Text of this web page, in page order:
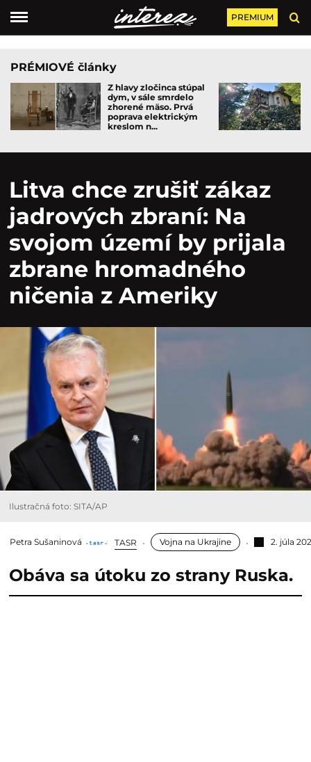
PREMIUM
PRÉMIOVÉ články
Z hlavy zločinca stúpal
dym, v sále smrdelo
zhorené mäso. Prvá
poprava elektrickým
kreslom n...
Litva chce zrušiť zákaz
jadrových zbraní: Na
svojom území by prijala
zbrane hromadného
ničenia z Ameriky
Ilustračná foto: SITA/AP
Petra Sušaninová TASR Vojna na Ukrajine 2. júla
Obáva sa útoku zo strany Ruska.